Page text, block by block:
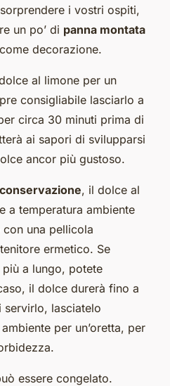
i vostri ospiti,
un po’ di panna montata
come decorazione.
al limone per un
consigliabile lasciarlo a
circa 30 minuti prima di
ai sapori di svilupparsi
ancor più gustoso.
conservazione, il dolce al
a temperatura ambiente
una pellicola
ermetico. Se
a lungo, potete
il dolce durerà fino a
servirlo, lasciatelo
per un’oretta, per
essere congelato.